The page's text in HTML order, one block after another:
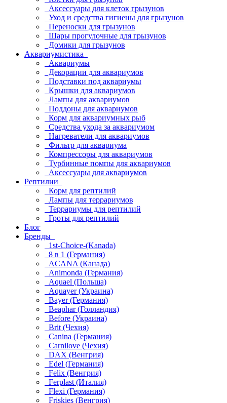
Аксессуары для клеток грызунов
Уход и средства гигиены для грызунов
Переноски для грызунов
Шары прогулочные для грызунов
Домики для грызунов
Аквариумистика
Аквариумы
Декорации для аквариумов
Подставки под аквариумы
Крышки для аквариумов
Лампы для аквариумов
Поддоны для аквариумов
Корм для аквариумных рыб
Средства ухода за аквариумом
Нагреватели для аквариумов
Фильтр для аквариума
Компрессоры для аквариумов
Турбинные помпы для аквариумов
Аксессуары для аквариумов
Рептилии
Корм для рептилий
Лампы для террариумов
Террариумы для рептилий
Гроты для рептилий
Блог
Бренды
1st-Choice-(Kanada)
8 в 1 (Германия)
ACANA (Канада)
Animonda (Германия)
Aquael (Польша)
Aquayer (Украина)
Bayer (Германия)
Beaphar (Голландия)
Before (Украина)
Brit (Чехия)
Canina (Германия)
Carnilove (Чехия)
DAX (Венгрия)
Edel (Германия)
Felix (Венгрия)
Ferplast (Италия)
Flexi (Германия)
Friskies (Венгрия)